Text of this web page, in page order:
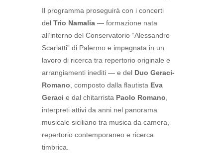
Il programma proseguirà con i concerti
del Trio Namalia — formazione nata
all’interno del Conservatorio “Alessandro
Scarlatti” di Palermo e impegnata in un
lavoro di ricerca tra repertorio originale e
arrangiamenti inediti — e del Duo Geraci-
Romano , composto dalla flautista Eva
Geraci e dal chitarrista Paolo Romano
interpreti attivi da anni nel panorama
musicale siciliano tra musica da camera,
repertorio contemporaneo e ricerca
timbrica.